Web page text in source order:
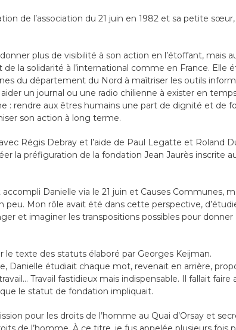
de l’association du 21 juin en 1982 et sa petite
plus de visibilité à son action en l’étoffant, mais
la solidarité à l’international comme en France. Elle
du département du Nord à maîtriser les outils
aider un journal ou une radio chilienne à exister en
: rendre aux êtres humains une part de dignité et de
son action à long terme.
Régis Debray et l’aide de Paul Legatte et Roland
la préfiguration de la fondation Jean Jaurès inscrite
accompli Danielle via le 21 juin et Causes Communes,
peu. Mon rôle avait été dans cette perspective,
et imaginer les transpositions possibles pour
le texte des statuts élaboré par Georges Keijman.
Danielle étudiait chaque mot, revenait en arrière,
Travail fastidieux mais indispensable. Il fallait faire
le statut de fondation impliquait.
pour les droits de l’homme au Quai d’Orsay et